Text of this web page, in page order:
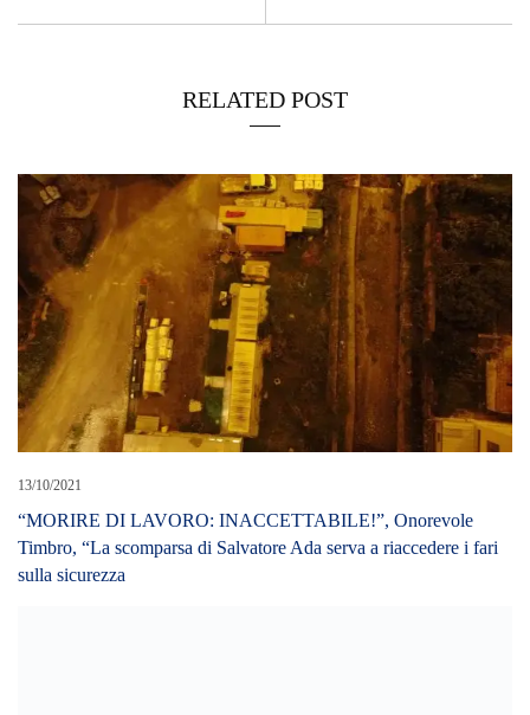
RELATED POST
13/10/2021
“MORIRE DI LAVORO: INACCETTABILE!”, Onorevole
Timbro, “La scomparsa di Salvatore Ada serva a riaccedere i fari
sulla sicurezza